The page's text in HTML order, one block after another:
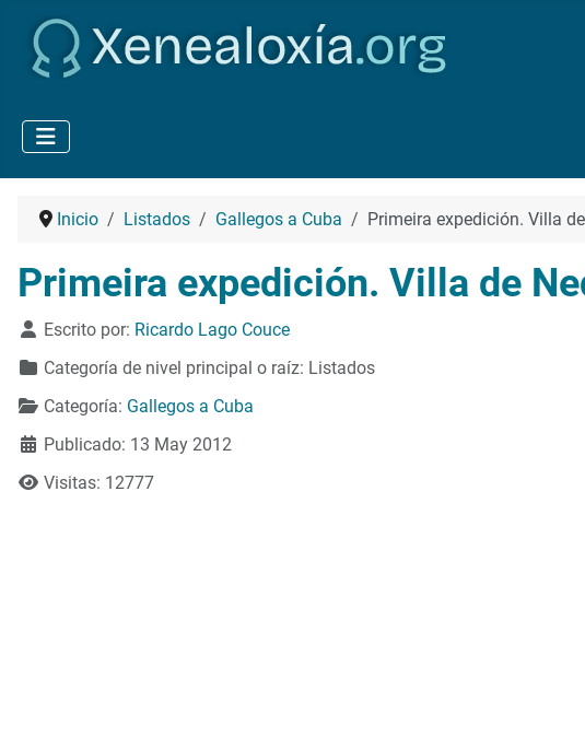
Inicio Listados Gallegos a Cuba Primeira expedición. Villa
Primeira expedición. Villa de
Detalles
Escrito por: Ricardo Lago Couce
Categoría de nivel principal o raíz: Listados
Categoría: Gallegos a Cuba
Publicado: 13 May 2012
Visitas: 12777